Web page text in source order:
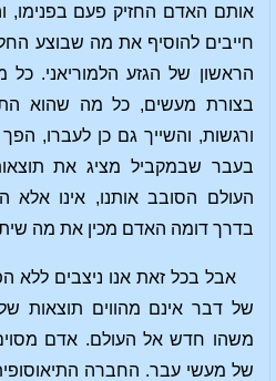
אותם האדם החזיק פעם בפנימו,
חייבים להוסיף את מה שבוצע
הראשון של הגזע הלמוריאני.
בצורת מעשים, כל מה שהוא
ורגשות, והשייך גם כן לעברו,
בעבר שבמקביל מציג את
העולם הסובב אותנו, אינו
בדרך דומה האדם מכין את מה
אבל בכל זאת אנו ניצבים ללא
של דבר אינם מהווים תוצאות
משהו חדש אל העולם. אדם
של מעשי עבר. החברה